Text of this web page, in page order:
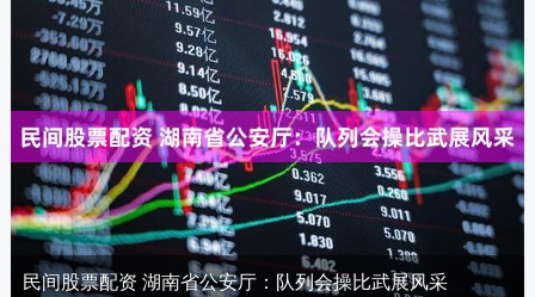
民间股票配资 湖南省公安厅：队列会操比武展风采